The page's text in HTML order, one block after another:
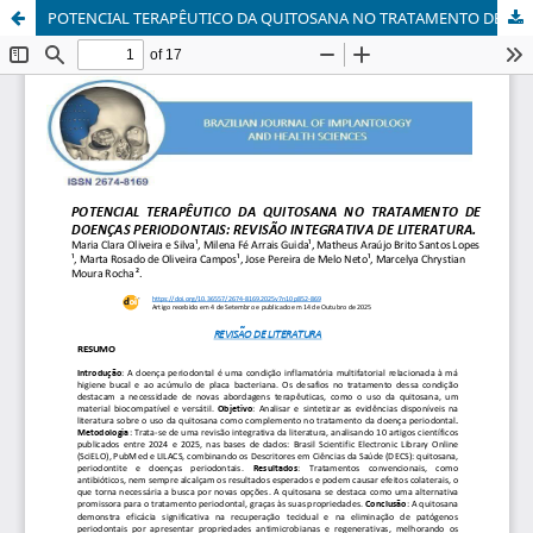
POTENCIAL TERAPÊUTICO DA QUITOSANA NO TRATAMENTO DE DOENÇAS PERIODONTAIS: REVISÃO INTEGRATIVA DE LITERATURA.